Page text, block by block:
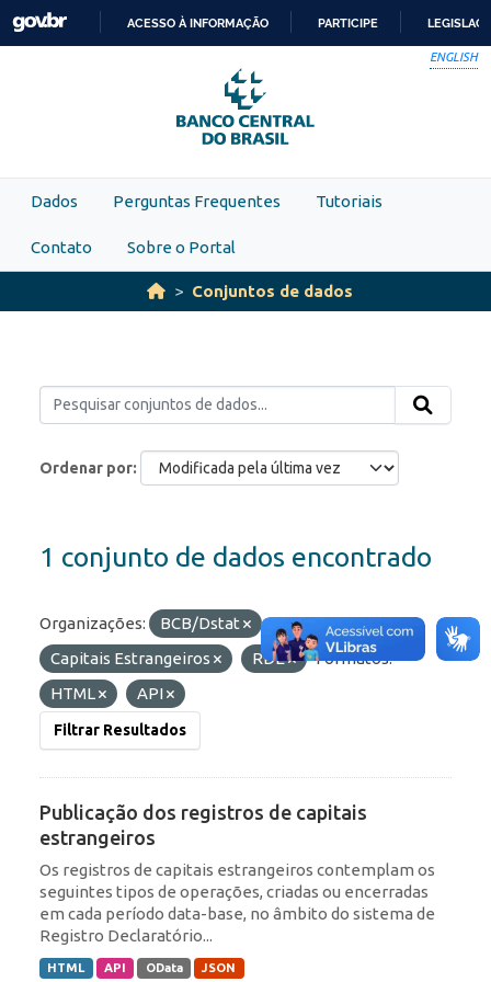
Skip to main content
PARA
O
CONTEÚDO
ACESSO À INFORMAÇÃO PARTICIPE
ENGLISH
Dados Perguntas Frequentes Tutoriais
Contato Sobre o Portal
Conjuntos de dados
Ordenar por
1 conjunto de dados encontrado
Organizações: BCB/Dstat
Etiquetas:
Capitais Estrangeiros
RDE
Formatos:
HTML
API
Filtrar Resultados
Publicação dos registros de capitais
estrangeiros
Os registros de capitais estrangeiros contemplam os
seguintes tipos de operações, criadas ou encerradas
em cada período data-base, no âmbito do sistema de
Registro Declaratório...
HTML API OData JSON